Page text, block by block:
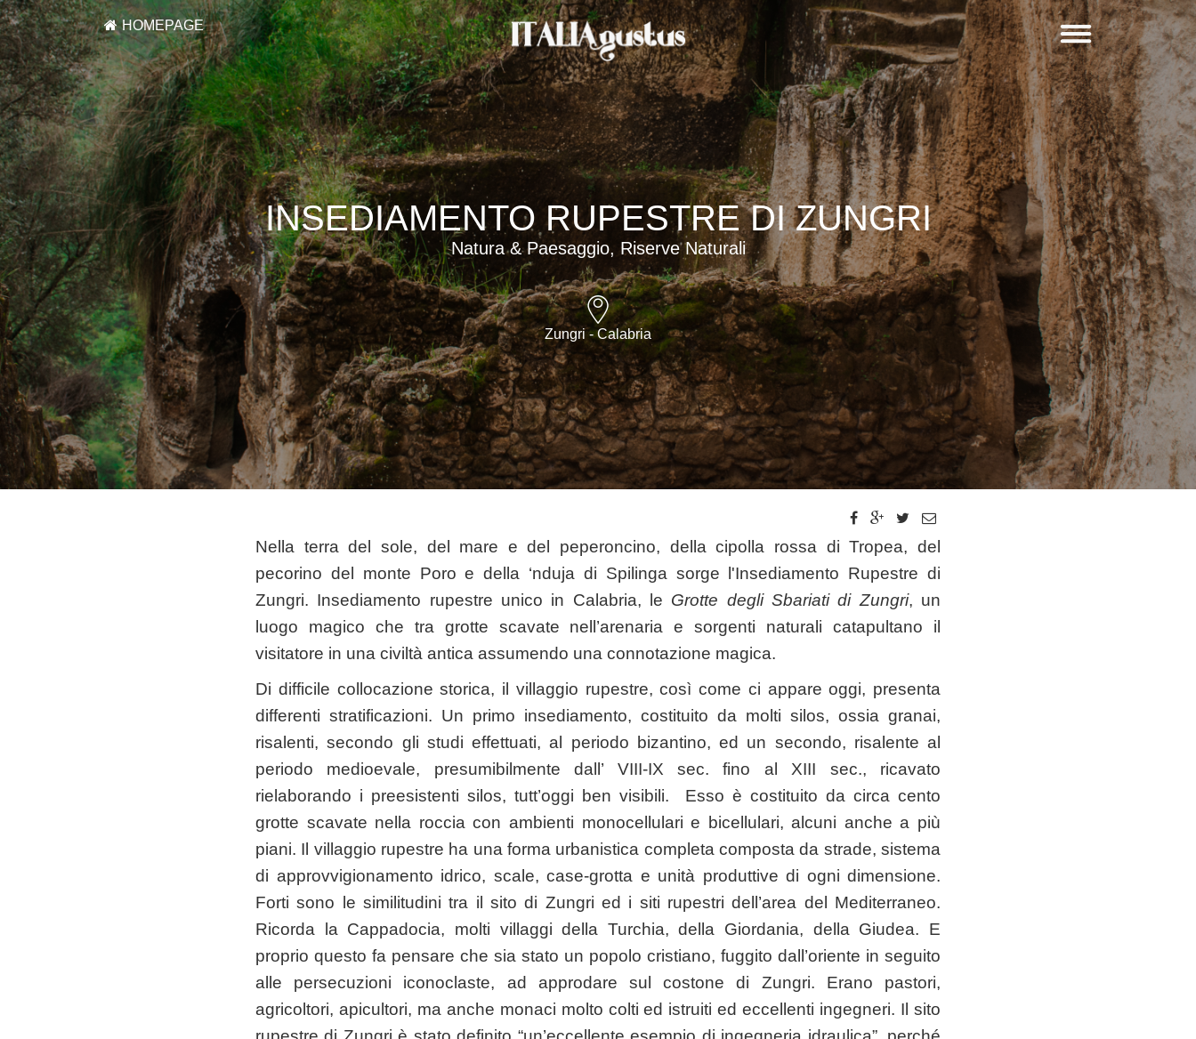
HOMEPAGE
INSEDIAMENTO RUPESTRE DI ZUNGRI
Natura & Paesaggio, Riserve Naturali
Zungri - Calabria
Nella terra del sole, del mare e del peperoncino, della cipolla rossa di Tropea, del
pecorino del monte Poro e della ‘nduja di Spilinga sorge l'Insediamento Rupestre di
Zungri. Insediamento rupestre unico in Calabria, le Grotte degli Sbariati di Zungri, un
luogo magico che tra grotte scavate nell’arenaria e sorgenti naturali catapultano il
visitatore in una civiltà antica assumendo una connotazione magica.
Di difficile collocazione storica, il villaggio rupestre, così come ci appare oggi, presenta
differenti stratificazioni. Un primo insediamento, costituito da molti silos, ossia granai,
risalenti, secondo gli studi effettuati, al periodo bizantino, ed un secondo, risalente al
periodo medioevale, presumibilmente dall’ VIII-IX sec. fino al XIII sec., ricavato
rielaborando i preesistenti silos, tutt’oggi ben visibili. Esso è costituito da circa cento
grotte scavate nella roccia con ambienti monocellulari e bicellulari, alcuni anche a più
piani. Il villaggio rupestre ha una forma urbanistica completa composta da strade, sistema
di approvvigionamento idrico, scale, case-grotta e unità produttive di ogni dimensione.
Forti sono le similitudini tra il sito di Zungri ed i siti rupestri dell’area del Mediterraneo.
Ricorda la Cappadocia, molti villaggi della Turchia, della Giordania, della Giudea. E
proprio questo fa pensare che sia stato un popolo cristiano, fuggito dall’oriente in seguito
alle persecuzioni iconoclaste, ad approdare sul costone di Zungri. Erano pastori,
agricoltori, apicultori, ma anche monaci molto colti ed istruiti ed eccellenti ingegneri. Il sito